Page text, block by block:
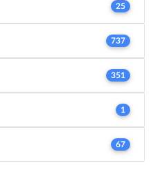
25
737
351
1
67